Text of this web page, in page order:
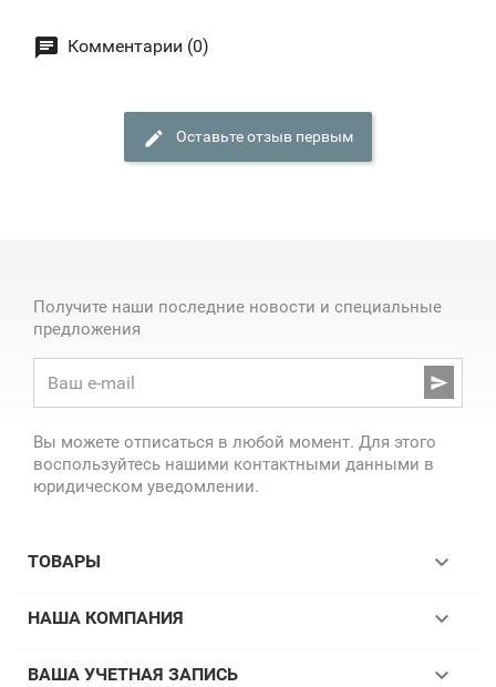
Комментарии (0)
Оставьте отзыв первым
Получите наши последние новости и специальные
предложения

Вы можете отписаться в любой момент. Для этого
воспользуйтесь нашими контактными данными в
юридическом уведомлении.
ТОВАРЫ 
НАША КОМПАНИЯ 
ВАША УЧЕТНАЯ ЗАПИСЬ 